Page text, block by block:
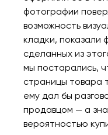
фотографии
возможность
кладки, показали
сделанных из
мы постарались,
страницы товара
ему дал бы
продавцом — а
вероятностью